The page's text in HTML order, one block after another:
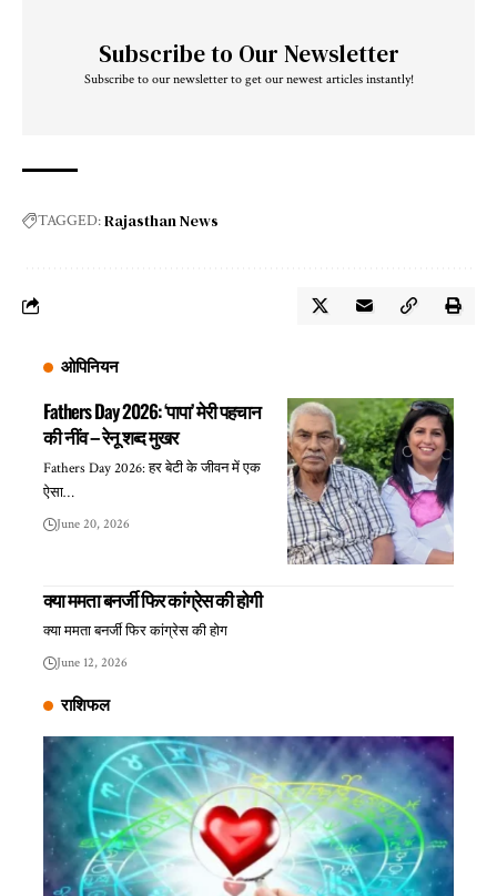
Subscribe to Our Newsletter
Subscribe to our newsletter to get our newest articles instantly!
TAGGED:Rajasthan News
ओपिनियन
Fathers Day 2026: ‘पापा’ मेरी पहचान
की नींव – रेनू शब्द मुखर
Fathers Day 2026: हर बेटी के जीवन में एक
ऐसा…
June 20, 2026
क्या ममता बनर्जी फिर कांग्रेस की होगी
क्या ममता बनर्जी फिर कांग्रेस की होग
June 12, 2026
राशिफल